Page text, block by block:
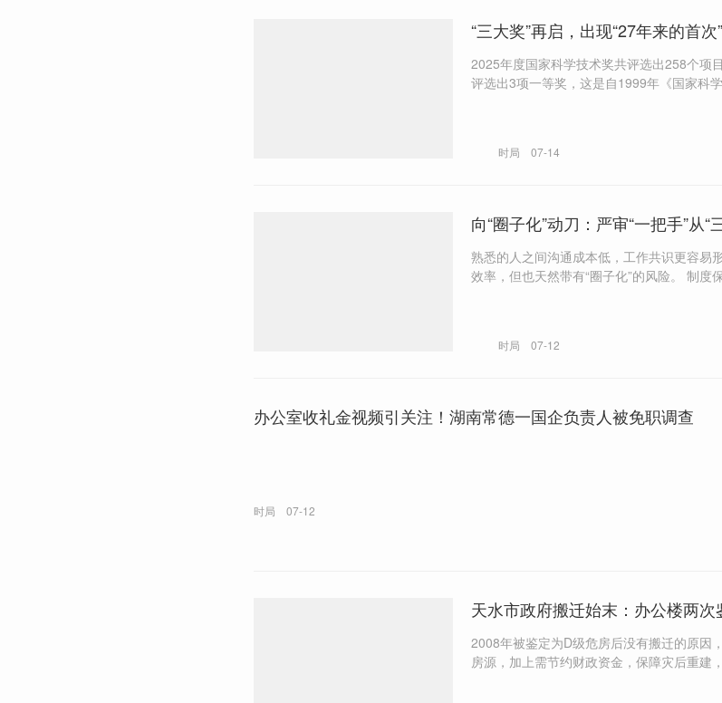
“三大奖”再启，出现“27年来的首次”
2025年度国家科学技术奖共评选出258个项
评选出3项一等奖，这是自1999年《国家科
时局 07-14
向“圈子化”动刀：严审“一把手”从“
熟悉的人之间沟通成本低，工作共识更容易
效率，但也天然带有“圈子化”的风险。 制度保留“从严审核”而不是“一律
时局 07-12
办公室收礼金视频引关注！湖南常德一国企负责人被免职调查
时局 07-12
天水市政府搬迁始末：办公楼两
2008年被鉴定为D级危房后没有搬迁的原因
房源，加上需节约财政资金，保障灾后重建